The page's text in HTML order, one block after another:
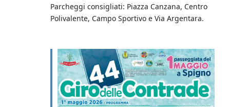
Parcheggi consigliati: Piazza Canzana, Centro
Polivalente, Campo Sportivo e Via Argentara.